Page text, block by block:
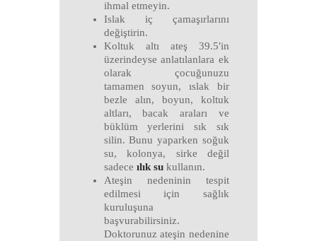
ihmal etmeyin.
Islak iç çamaşırlarını
değiştirin.
Koltuk altı ateş 39.5′in
üzerindeyse anlatılanlara ek
olarak çocuğunuzu
tamamen soyun, ıslak bir
bezle alın, boyun, koltuk
altları, bacak araları ve
büklüm yerlerini sık sık
silin. Bunu yaparken soğuk
su, kolonya, sirke değil
sadece ılık sukullanın.
Ateşin nedeninin tespit
edilmesi için sağlık
kuruluşuna
başvurabilirsiniz.
Doktorunuz ateşin nedenine